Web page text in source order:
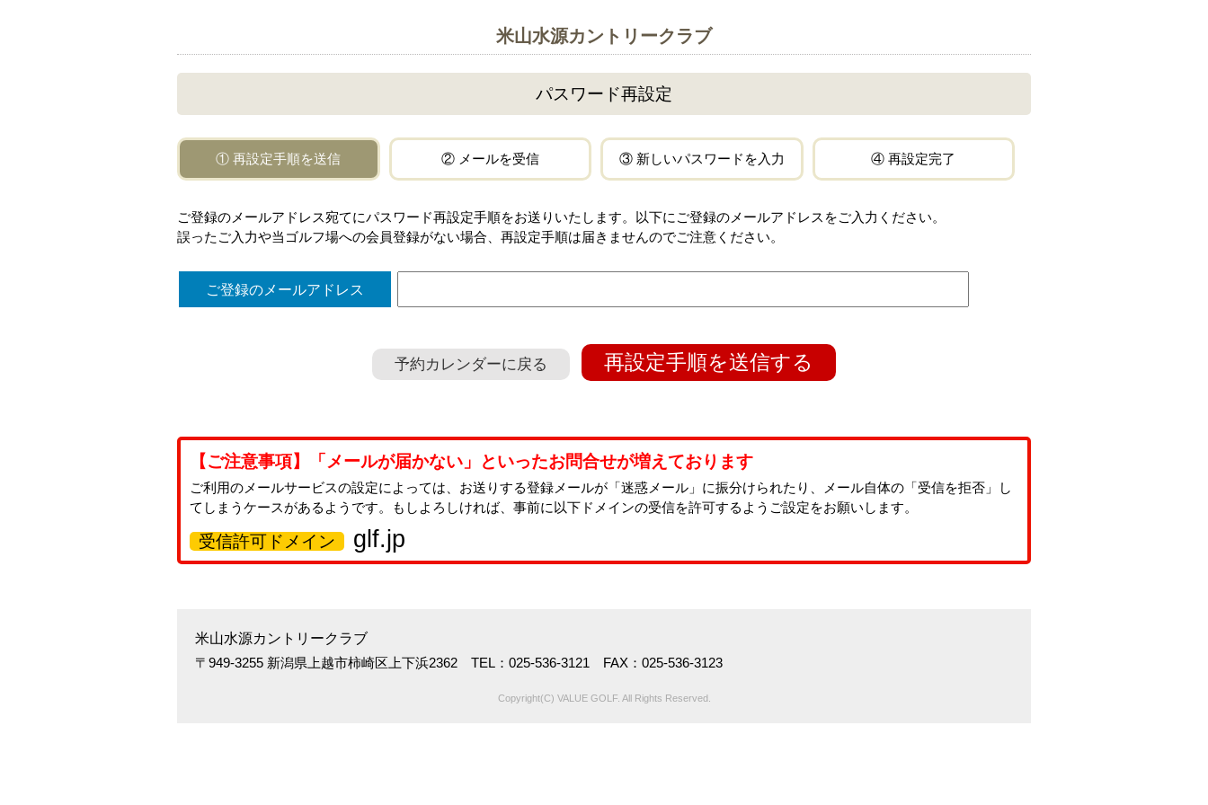
米山水源カントリークラブ
パスワード再設定
① 再設定手順を送信 ② メールを受信 ③ 新しいパスワードを入力 ④ 再設定完了
ご登録のメールアドレス宛てにパスワード再設定手順をお送りいたします。以下にご登録のメールアドレスをご入力ください。
誤ったご入力や当ゴルフ場への会員登録がない場合、再設定手順は届きませんのでご注意ください。
ご登録のメールアドレス
予約カレンダーに戻る 再設定手順を送信する
【ご注意事項】「メールが届かない」といったお問合せが増えております
ご利用のメールサービスの設定によっては、お送りする登録メールが「迷惑メール」に振分けられたり、メール自体の「受信を拒否」し
てしまうケースがあるようです。もしよろしければ、事前に以下ドメインの受信を許可するようご設定をお願いします。
受信許可ドメイン glf.jp
米山水源カントリークラブ
〒949-3255 新潟県上越市柿崎区上下浜2362 TEL：025-536-3121 FAX：025-536-3123
Copyright(C) VALUE GOLF. All Rights Reserved.